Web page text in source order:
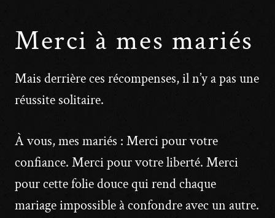
Merci à mes mariés
Mais derrière ces récompenses, il n’y a pas une
réussite solitaire.
À vous, mes mariés : Merci pour votre
confiance. Merci pour votre liberté. Merci
pour cette folie douce qui rend chaque
mariage impossible à confondre avec un autre.